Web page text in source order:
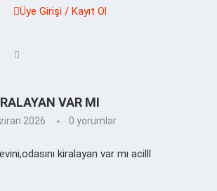
Üye Girişi / Kayıt Ol
VAR MI
2026 0 yorumlar
kiralayan var mı acilll